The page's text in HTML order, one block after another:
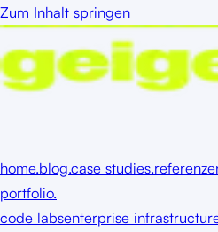
Zum Inhalt springen
home.blog.case studies.
portfolio.
code labsenterprise